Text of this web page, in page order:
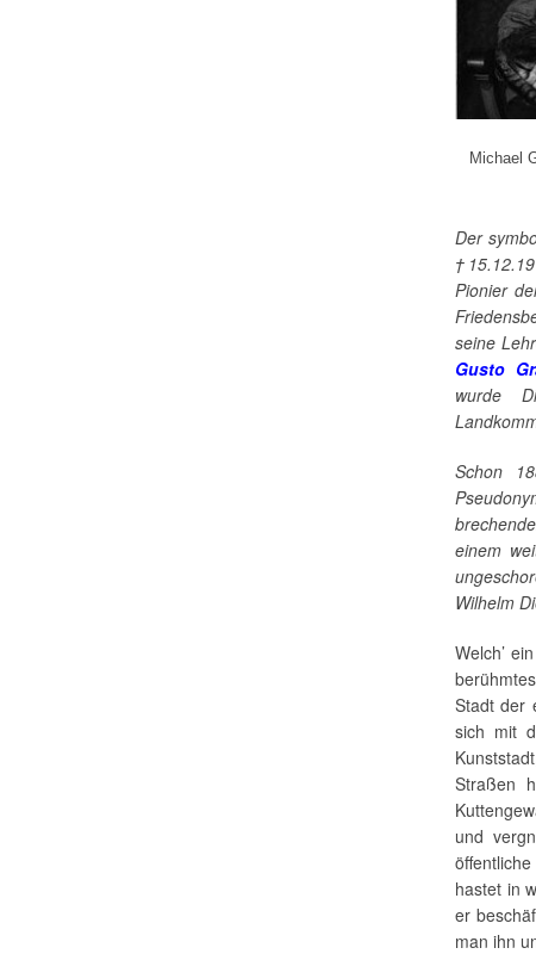
Michael
Der
Pionier
seine
Gusto
wurde
Schon
einem
Wilhelm
Welch’
Stadt der
sich mit
Straßen
und
hastet in
er
man ihn